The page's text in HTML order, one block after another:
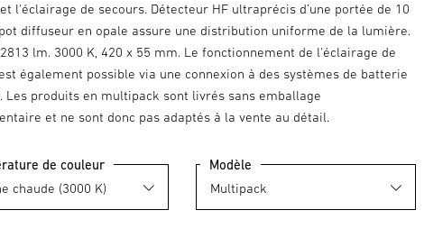
l'éclairage de secours. Détecteur HF ultraprécis d’une portée de 10
diffuseur en opale assure une distribution uniforme de la lumière.
2813 lm. 3000 K, 420 x 55 mm. Le fonctionnement de l'éclairage de
également possible via une connexion à des systèmes de batterie
Les produits en multipack sont livrés sans emballage
et ne sont donc pas adaptés à la vente au détail.
de couleur Modèle